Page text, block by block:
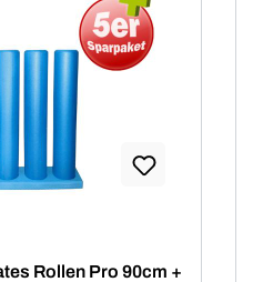
Rollen Pro 90cm +